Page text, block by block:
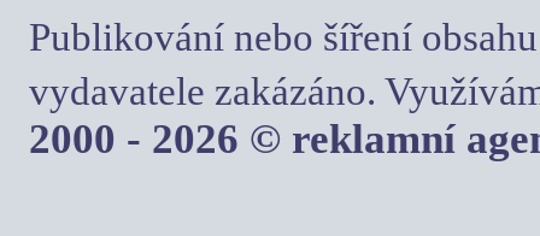
Publikování nebo šíření
vydavatele zakázáno.
2000 - 2026 © reklamní